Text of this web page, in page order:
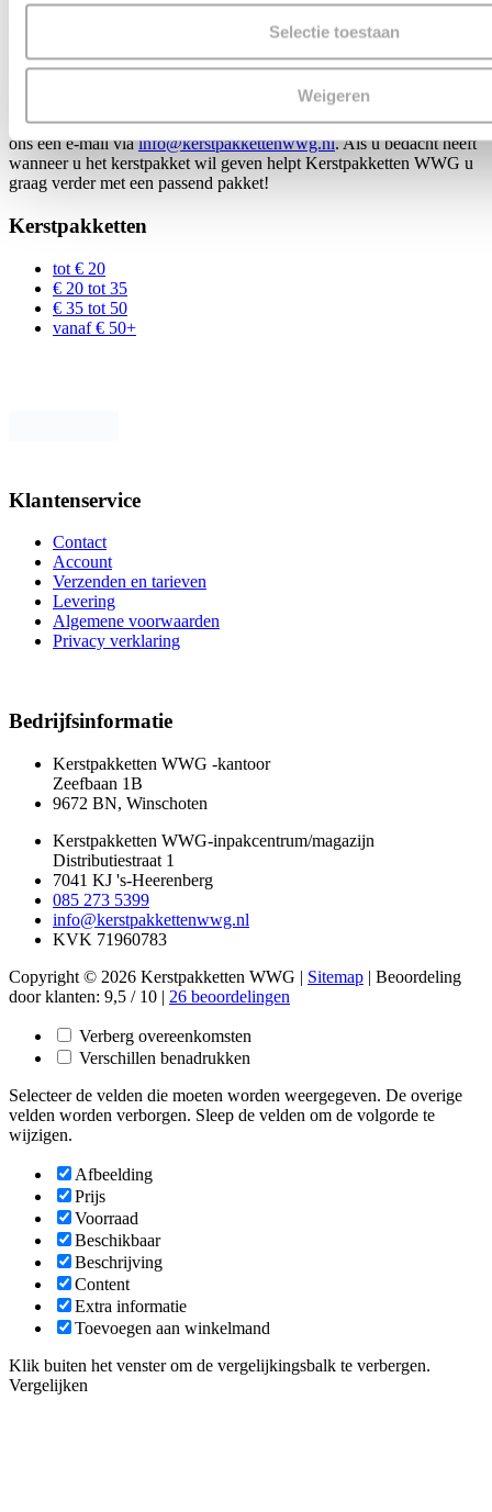
Selectie toestaan
Weigeren
Bent u benieuwd naar onze mogelijkheden? Heeft u bedacht
kunt vrijblijvend een offerte aanvragen op onze website. U kunt
voor uw bestelling of vragen ook bellen naar0599-354520. Of stuur
ons een e-mail viainfo@kerstpakkettenwwg.nl. Als u bedacht heeft
wanneer u het kerstpakket wil geven helpt Kerstpakketten WWG u
graag verder met een passend pakket!
Kerstpakketten
tot € 20
€ 20 tot 35
€ 35 tot 50
vanaf € 50+
Klantenservice
Contact
Account
Verzenden en tarieven
Levering
Algemene voorwaarden
Privacy verklaring
Bedrijfsinformatie
Kerstpakketten WWG -kantoor
Zeefbaan 1B
9672 BN, Winschoten
Kerstpakketten WWG-inpakcentrum/magazijn
Distributiestraat 1
7041 KJ 's-Heerenberg
085 273 5399
info@kerstpakkettenwwg.nl
KVK 71960783
Copyright © 2026 Kerstpakketten WWG | Sitemap | Beoordeling
door klanten: 9,5 / 10 | 26 beoordelingen
Verberg overeenkomsten
Verschillen benadrukken
Selecteer de velden die moeten worden weergegeven. De overige
velden worden verborgen. Sleep de velden om de volgorde te
wijzigen.
Afbeelding
Prijs
Voorraad
Beschikbaar
Beschrijving
Content
Extra informatie
Toevoegen aan winkelmand
Klik buiten het venster om de vergelijkingsbalk te verbergen.
Vergelijken